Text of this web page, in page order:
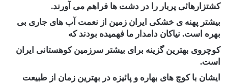
کشتزارهائی پربار را در دشت ها فراهم می آورند.
بیشتر پهنه ی خشکی ایران زمین از نعمت آب های جاری بی
بهره است. نیاکان دامدار ما فهمیده بودند که
کوچروی بهترین گزینه برای بیشتر سرزمین کوهستانی ایران
است.
ایشان با کوچ های بهاره و پائیزه در بهترین زمان از طبیعت